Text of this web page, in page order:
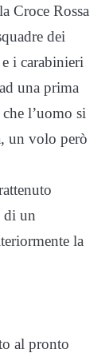
Croce Rossa
dei
i carabinieri
una prima
l’uomo si
un volo però
di un
la
al pronto